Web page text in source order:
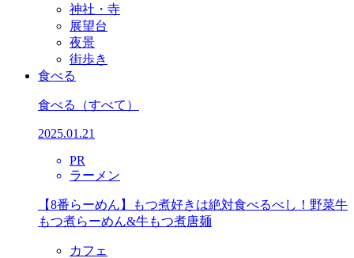
神社・寺
展望台
夜景
街歩き
食べる
食べる （すべて）
2025.01.21
PR
ラーメン
【8番らーめん】もつ煮好きは絶対食べるべし！野菜牛
もつ煮らーめん&牛もつ煮唐麺
カフェ